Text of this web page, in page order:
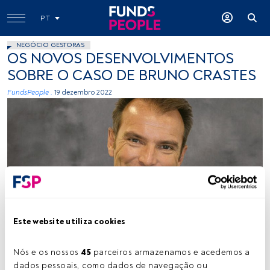
Este website utiliza cookies
Nós e os nossos 45 parceiros armazenamos e acedemos a
dados pessoais, como dados de navegação ou
PT
NEGÓCIO GESTORAS
OS NOVOS DESENVOLVIMENTOS
SOBRE O CASO DE BRUNO CRASTES
FundsPeople . 19 dezembro 2022
Tempo de leitura: 1 min.